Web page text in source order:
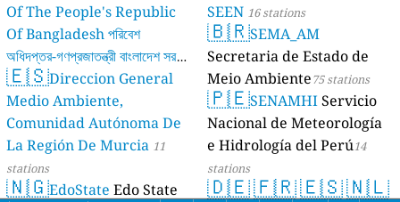
Of The People's Republic
Of Bangladesh পরিবেশ
অধিদপ্তর-গণপ্রজাতন্ত্রী বাংলাদেশ সরকার
17 stations
🇪🇸Direccion General
Medio Ambiente,
Comunidad Autónoma De
La Región De Murcia 11
stations
🇳🇬EdoState Edo State
SEEN 16 stations
🇧🇷SEMA_AM
Secretaria de Estado de
Meio Ambiente75 stations
🇵🇪SENAMHIServicio
Nacional de Meteorología
e Hidrología del Perú14
stations
🇩🇪🇫🇷🇪🇸🇳🇱